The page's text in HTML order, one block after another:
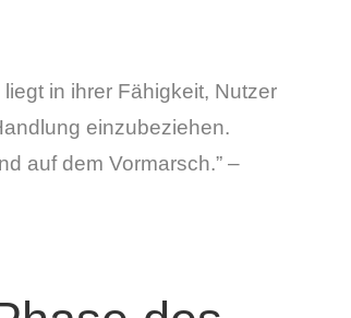
in ihrer Fähigkeit, Nutzer
einzubeziehen.
auf dem Vormarsch.” –